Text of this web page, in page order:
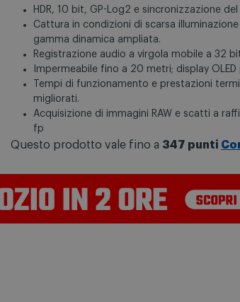
HDR, 10 bit, GP-Log2 e sincronizzazione
Cattura in condizioni di scarsa
gamma dinamica ampliata.
Registrazione audio a virgola mobile a 32
Impermeabile fino a 20 metri; display OLED
Tempi di funzionamento e prestazioni
migliorati.
Acquisizione di immagini RAW e scatti a
fp
Questo prodotto vale fino a 347 punti